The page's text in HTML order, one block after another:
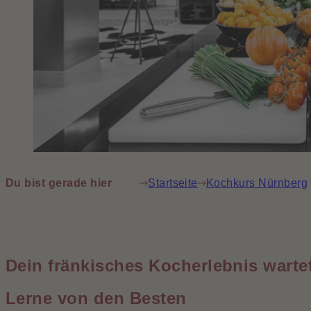
Du bist gerade hier Startseite Kochkurs Nürnberg
Dein fränkisches Kocherlebnis
Lerne von den Besten